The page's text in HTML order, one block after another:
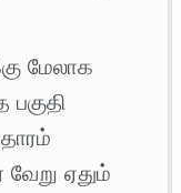
மேலாக
பகுதி
ஏதும்